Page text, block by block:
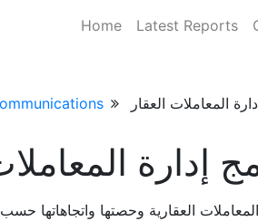
Home Latest Reports
إدارة
العقارية وحصتها واتجاهاتها